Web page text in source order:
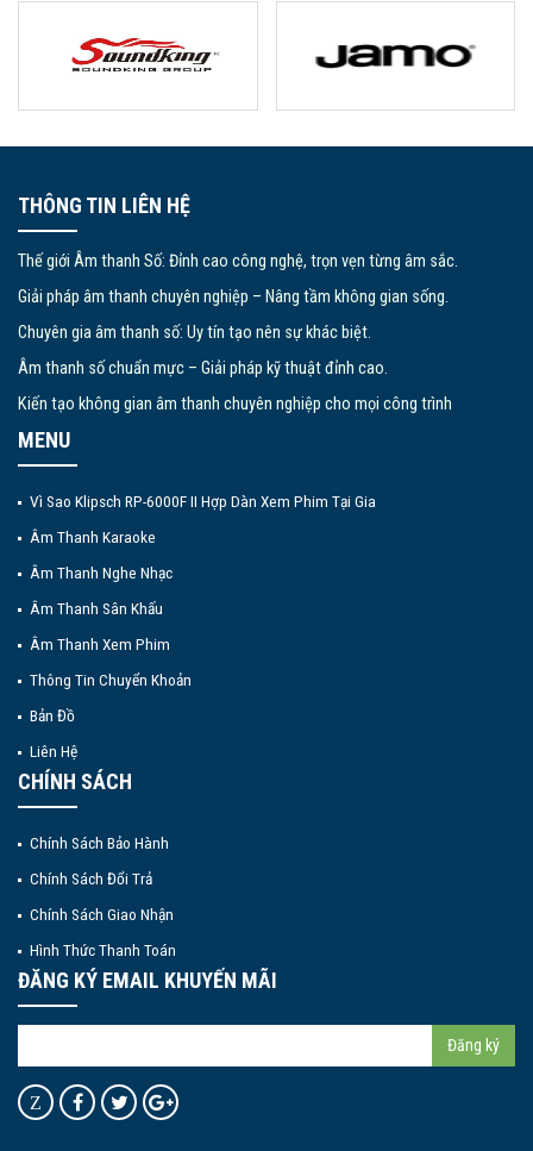
THÔNG TIN LIÊN HỆ
Thế giới Âm thanh Số: Đỉnh cao công nghệ, trọn vẹn từng âm sắc.
Giải pháp âm thanh chuyên nghiệp – Nâng tầm không gian sống.
Chuyên gia âm thanh số: Uy tín tạo nên sự khác biệt.
Âm thanh số chuẩn mực – Giải pháp kỹ thuật đỉnh cao.
Kiến tạo không gian âm thanh chuyên nghiệp cho mọi công trình
MENU
Vì Sao Klipsch RP-6000F II Hợp Dàn Xem Phim Tại Gia
Âm Thanh Karaoke
Âm Thanh Nghe Nhạc
Âm Thanh Sân Khấu
Âm Thanh Xem Phim
Thông Tin Chuyển Khoản
Bản Đồ
Liên Hệ
CHÍNH SÁCH
Chính Sách Bảo Hành
Chính Sách Đổi Trả
Chính Sách Giao Nhận
Hình Thức Thanh Toán
ĐĂNG KÝ EMAIL KHUYẾN MÃI
Đăng ký
Z